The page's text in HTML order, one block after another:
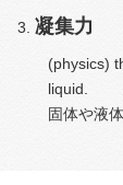
凝集力
(physics)
liquid.
固体や液